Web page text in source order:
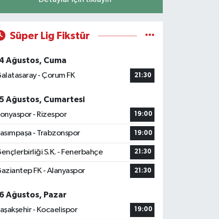
Süper Lig Fikstür
Ağustos, Cuma
- Çorum FK
21:30
Ağustos, Cumartesi
- Rizespor
19:00
- Trabzonspor 19:00
S.K. - Fenerbahçe 21:30
FK - Alanyaspor 21:30
Ağustos, Pazar
- Kocaelispor
19:00